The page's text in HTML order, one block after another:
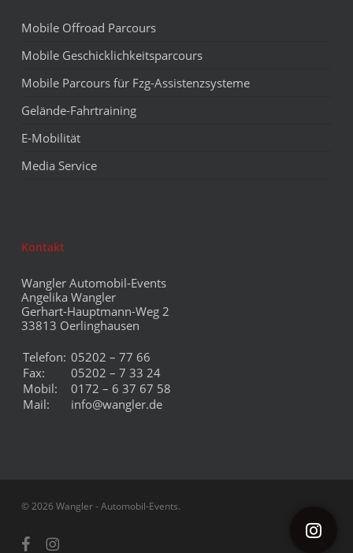
Mobile Offroad Parcours
Mobile Geschicklichkeitsparcours
Mobile Parcours für Fzg-Assistenzsysteme
Gelände-Fahrtraining
E-Mobilität
Media Service
Kontakt
Wangler Automobil-Events
Angelika Wangler
Gerhart-Hauptmann-Weg 2
33813 Oerlinghausen
Telefon: 05202 – 77 66
Fax:
05202 – 7 33 24
Mobil:
0172 – 6 37 67 58
Mail:
info@wangler.de
© 2026 Wangler - Automobil-Events.
facebookinstagram